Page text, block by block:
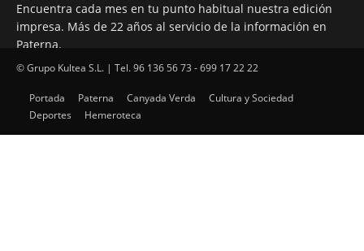
Encuentra cada mes en tu punto habitual nuestra edición
impresa. Más de 22 años al servicio de la información en
Paterna.
SÍGUENOS
© Grupo Kultea S.L. | Tel. 96 136 56 73 - 699 17 22 22
Portada Paterna Canyada Verda
Cultura y Sociedad
Deportes
Hemeroteca